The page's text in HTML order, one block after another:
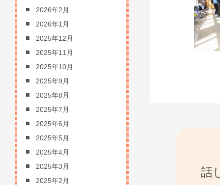
話
2026年2月
2026年1月
2025年12月
2025年11月
2025年10月
2025年9月
2025年8月
2025年7月
2025年6月
2025年5月
2025年4月
2025年3月
2025年2月